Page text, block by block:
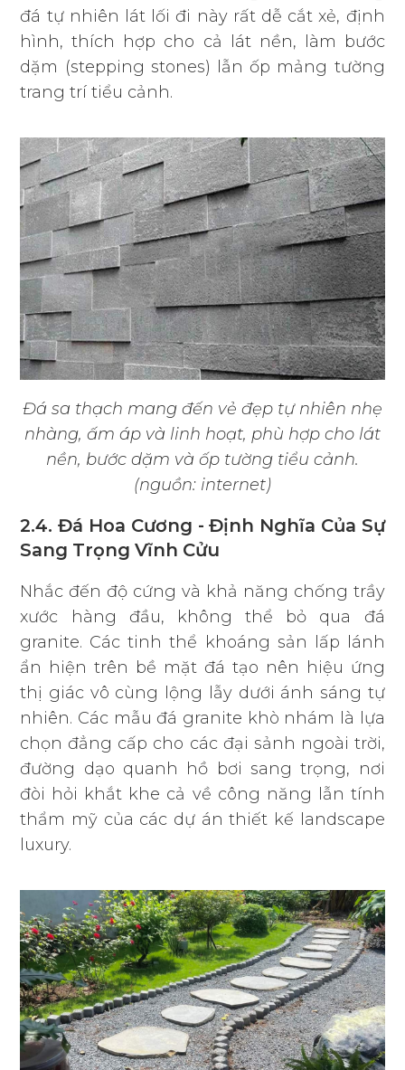
đá tự nhiên lát lối đi này rất dễ cắt xẻ, định
hình, thích hợp cho cả lát nền, làm bước
dặm (stepping stones) lẫn ốp mảng tường
trang trí tiểu cảnh.
Đá sa thạch mang đến vẻ đẹp tự nhiên nhẹ
nhàng, ấm áp và linh hoạt, phù hợp cho lát
nền, bước dặm và ốp tường tiểu cảnh.
(nguồn: internet)
2.4. Đá Hoa Cương - Định Nghĩa Của Sự
Sang Trọng Vĩnh Cửu
Nhắc đến độ cứng và khả năng chống trầy
xước hàng đầu, không thể bỏ qua đá
granite. Các tinh thể khoáng sản lấp lánh
ẩn hiện trên bề mặt đá tạo nên hiệu ứng
thị giác vô cùng lộng lẫy dưới ánh sáng tự
nhiên. Các mẫu đá granite khò nhám là lựa
chọn đẳng cấp cho các đại sảnh ngoài trời,
đường dạo quanh hồ bơi sang trọng, nơi
đòi hỏi khắt khe cả về công năng lẫn tính
thẩm mỹ của các dự án thiết kế landscape
luxury.